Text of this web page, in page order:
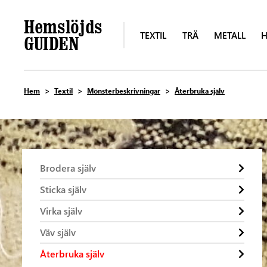
TEXTIL TRÄ METALL
Hem Textil Mönsterbeskrivningar Återbruka själv
Brodera själv
Sticka själv
Virka själv
Väv själv
Återbruka själv